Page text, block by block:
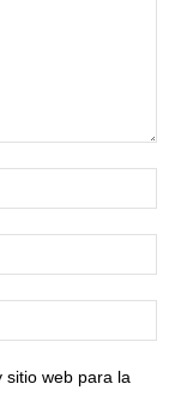
web para la